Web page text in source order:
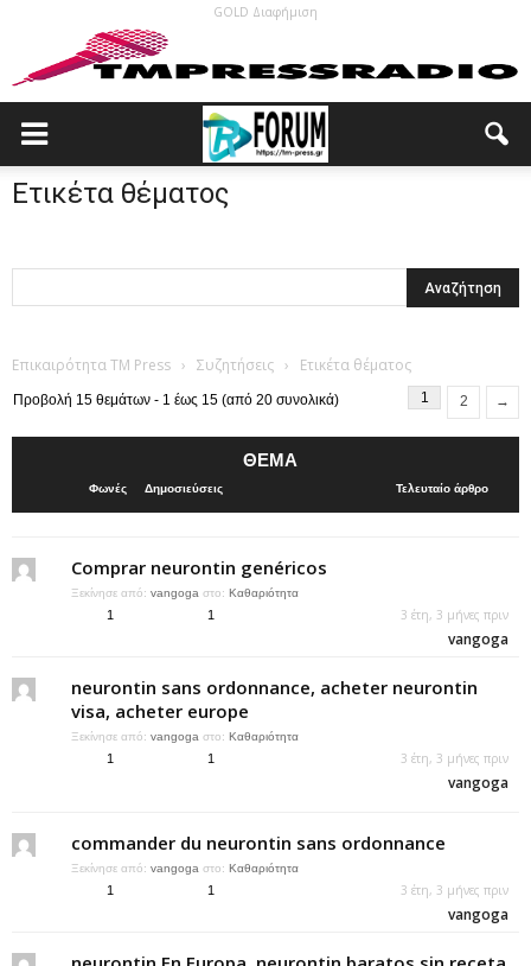
GOLD Διαφήμιση
Ετικέτα θέματος
Επικαιρότητα TM Press › Συζητήσεις › Ετικέτα θέματος
Προβολή 15 θεμάτων - 1 έως 15 (από 20 συνολικά) 1 2 →
ΘΈΜΑ
Φωνές Δημοσιεύσεις Τελευταίο άρθρο
Comprar neurontin genéricos
Ξεκίνησε από: vangoga στο: Καθαριότητα
1 1 3 έτη, 3 μήνες πριν
vangoga
neurontin sans ordonnance, acheter neurontin
visa, acheter europe
Ξεκίνησε από: vangoga στο: Καθαριότητα
1 1 3 έτη, 3 μήνες πριν
vangoga
commander du neurontin sans ordonnance
Ξεκίνησε από: vangoga στο: Καθαριότητα
1 1 3 έτη, 3 μήνες πριν
vangoga